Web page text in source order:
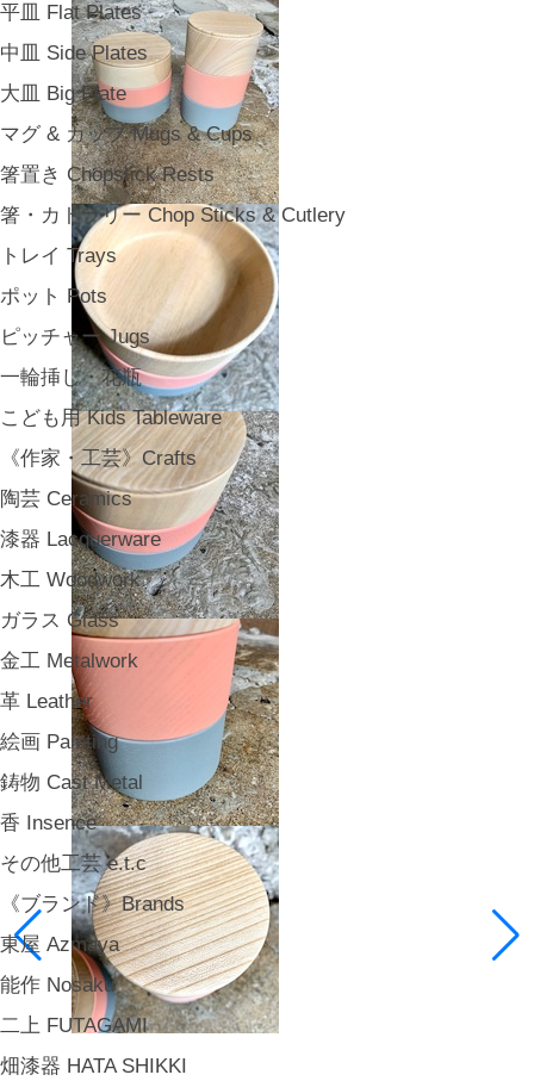
平皿 Flat Plates
中皿 Side Plates
大皿 Big Plate
マグ & カップ Mugs & Cups
箸置き Chopstick Rests
箸・カトラリー Chop Sticks & Cutlery
トレイ Trays
ポット Pots
ピッチャー Jugs
一輪挿し・花瓶
こども用 Kids Tableware
《作家・工芸》Crafts
陶芸 Ceramics
漆器 Lacquerware
木工 Woodwork
ガラス Glass
金工 Metalwork
革 Leather
絵画 Painting
鋳物 Cast Metal
香 Insence
その他工芸 e.t.c
《ブランド》Brands
東屋 Azmaya
能作 Nosaku
二上 FUTAGAMI
畑漆器 HATA SHIKKI